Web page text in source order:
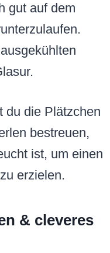
gut auf dem
du die Plätzchen
bestreuen,
ist, um einen
erzielen.
& cleveres